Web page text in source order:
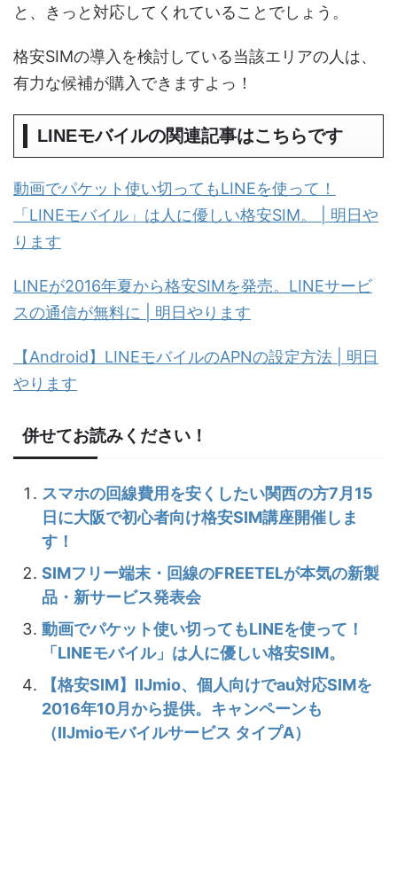
と、きっと対応してくれていることでしょう。
格安SIMの導入を検討している当該エリアの人は、
有力な候補が購入できますよっ！
LINEモバイルの関連記事はこちらです
動画でパケット使い切ってもLINEを使って！
「LINEモバイル」は人に優しい格安SIM。 | 明日や
ります
LINEが2016年夏から格安SIMを発売。LINEサービ
スの通信が無料に | 明日やります
【Android】LINEモバイルのAPNの設定方法 | 明日
やります
併せてお読みください！
スマホの回線費用を安くしたい関西の方7月15
日に大阪で初心者向け格安SIM講座開催しま
す！
SIMフリー端末・回線のFREETELが本気の新製
品・新サービス発表会
動画でパケット使い切ってもLINEを使って！
「LINEモバイル」は人に優しい格安SIM。
【格安SIM】IIJmio、個人向けでau対応SIMを
2016年10月から提供。キャンペーンも
（IIJmioモバイルサービス タイプA）